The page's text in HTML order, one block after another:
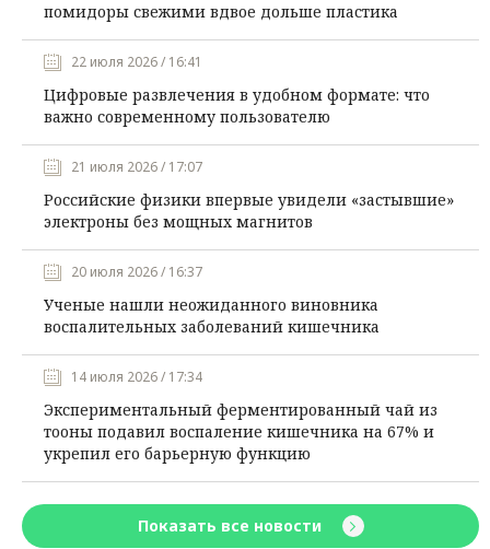
помидоры свежими вдвое дольше пластика
22 июля 2026 / 16:41
Цифровые развлечения в удобном формате: что
важно современному пользователю
21 июля 2026 / 17:07
Российские физики впервые увидели «застывшие»
электроны без мощных магнитов
20 июля 2026 / 16:37
Ученые нашли неожиданного виновника
воспалительных заболеваний кишечника
14 июля 2026 / 17:34
Экспериментальный ферментированный чай из
тооны подавил воспаление кишечника на 67% и
укрепил его барьерную функцию
Показать все новости